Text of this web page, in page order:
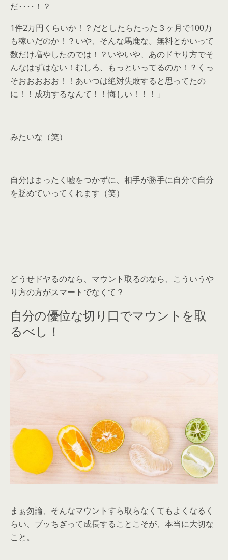
だ････！？
1件2万円くらいか！？だとしたらたった３ヶ月で100万
も稼いだのか！？いや、そんな馬鹿な。無料とかいって
数だけ増やしたのでは！？いやいや、あのドヤり方でそ
んなはずはない！むしろ、もっといってるのか！？くっ
そおおおおお！！あいつは絶対失敗すると思ってたの
に！！成功するなんて！！悔しい！！！」
みたいな（笑）
自分はまったく嘘をつかずに、相手が勝手に自分で自分
を貶めていってくれます（笑）
どうせドヤるのなら、マウント取るのなら、こういうや
り方の方がスマートでなくて？
自分の優位な切り口でマウントを取
るべし！ㅤ
まぁ勿論、そんなマウントすら取らなくてもよくなるく
らい、ブッちぎって成長することこそが、本当に大切な
こと。